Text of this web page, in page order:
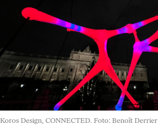
Koros Design, CONNECTED. Foto: Benoît Derrier